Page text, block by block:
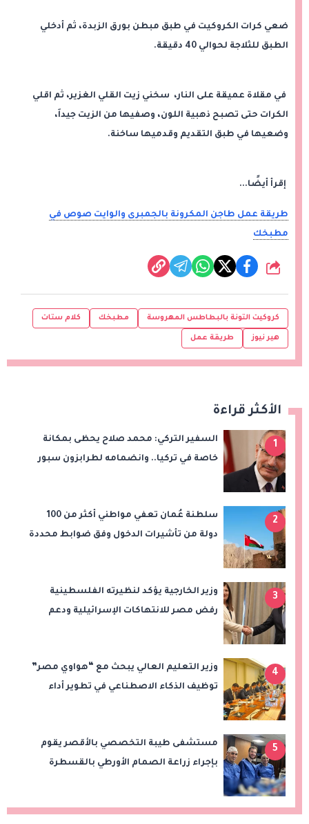
ضعي كرات الكروكيت في طبق مبطن بورق الزبدة، ثم أدخلي
الطبق للثلاجة لحوالي 40 دقيقة.
في مقلاة عميقة على النار، سخني زيت القلي الغزير، ثم اقلي
الكرات حتى تصبح ذهبية اللون، وصفيها من الزيت جيداَ،
وضعيها في طبق التقديم وقدميها ساخنة.
إقرأ أيضًا...
طريقة عمل طاجن المكرونة بالجمبرى والوايت صوص في
مطبخك
شارك
كروكيت التونة بالبطاطس المهروسة مطبخك كلام ستات
هير نيوز طريقة عمل
الأكثر قراءة
1
السفير التركي: محمد صلاح يحظى بمكانة
خاصة في تركيا.. وانضمامه لطرابزون سبور
2
سلطنة عُمان تعفي مواطني أكثر من 100
دولة من تأشيرات الدخول وفق ضوابط محددة
3
وزير الخارجية يؤكد لنظيرته الفلسطينية
رفض مصر للانتهاكات الإسرائيلية ودعم
4
وزير التعليم العالي يبحث مع “هواوي مصر”
توظيف الذكاء الاصطناعي في تطوير أداء
5
مستشفى طيبة التخصصي بالأقصر يقوم
بإجراء زراعة الصمام الأورطي بالقسطرة